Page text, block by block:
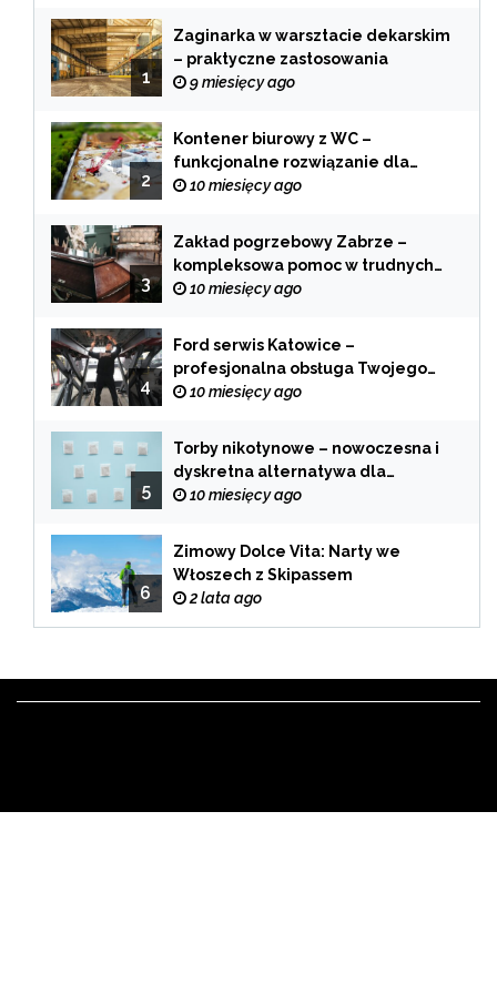
1
Zaginarka w warsztacie dekarskim
– praktyczne zastosowania
9 miesięcy ago
2
Kontener biurowy z WC –
funkcjonalne rozwiązanie dla
każdej branży
10 miesięcy ago
3
Zakład pogrzebowy Zabrze –
kompleksowa pomoc w trudnych
chwilach
10 miesięcy ago
4
Ford serwis Katowice –
profesjonalna obsługa Twojego
samochodu
10 miesięcy ago
5
Torby nikotynowe – nowoczesna i
dyskretna alternatywa dla
tradycyjnego palenia
10 miesięcy ago
6
Zimowy Dolce Vita: Narty we
Włoszech z Skipassem
2 lata ago